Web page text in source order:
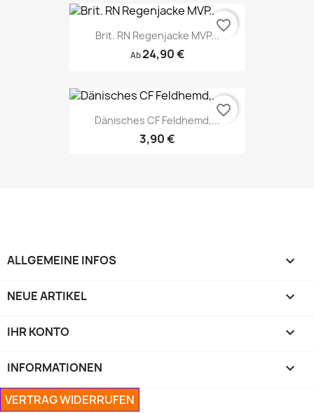
Brit. RN Regenjacke MVP...
Ab24,90 €
favorite_border
Dänisches CF Feldhemd,...
3,90 €
favorite_border
ALLGEMEINE INFOS 
NEUE ARTIKEL 
IHR KONTO 
INFORMATIONEN 
VERTRAG WIDERRUFEN